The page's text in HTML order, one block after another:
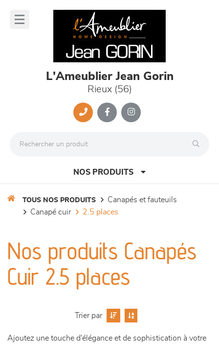
L'Ameublier Jean Gorin
Rieux (56)
NOS PRODUITS
séjours
meubles de complément
TOUS NOS PRODUITS
canapés et fauteuils
canapé cuir
2.5 places
Nos produits Canapés
Cuir 2.5 places
Trier par
Ajoutez une touche d'élégance et de sophistication à votre